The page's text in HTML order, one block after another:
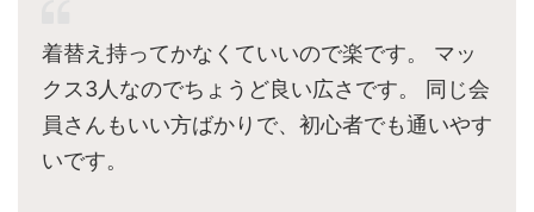
着替え持ってかなくていいので楽です。 マッ
クス3人なのでちょうど良い広さです。 同じ会
員さんもいい方ばかりで、初心者でも通いやす
いです。